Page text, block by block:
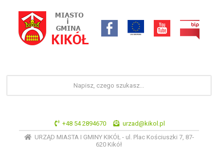
+48 54 2894670
urzad@kikol.pl
URZĄD MIASTA I GMINY KIKÓŁ - ul. Plac Kościuszki 7, 87-
620 Kikół